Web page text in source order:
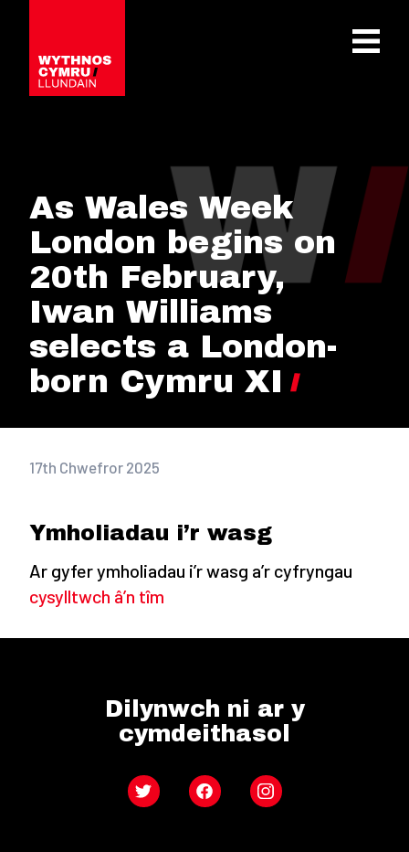
OPEN
As Wales Week
London begins on
20th February,
Iwan Williams
selects a London-
born Cymru XI
17th Chwefror 2025
Ymholiadau i’r wasg
Ar gyfer ymholiadau i’r wasg a’r cyfryngau
cysylltwch â’n tîm
Dilynwch ni ar y
cymdeithasol
Twitter FacebookInstagram